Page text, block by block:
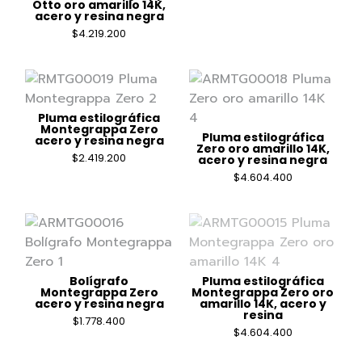
Otto oro amarillo 14K,
acero y resina negra
$4.219.200
Pluma estilográfica
Montegrappa Zero
acero y resina negra
$2.419.200
Pluma estilográfica
Zero oro amarillo 14K,
acero y resina negra
$4.604.400
Bolígrafo
Montegrappa Zero
acero y resina negra
$1.778.400
Pluma estilográfica
Montegrappa Zero oro
amarillo 14K, acero y
resina
$4.604.400